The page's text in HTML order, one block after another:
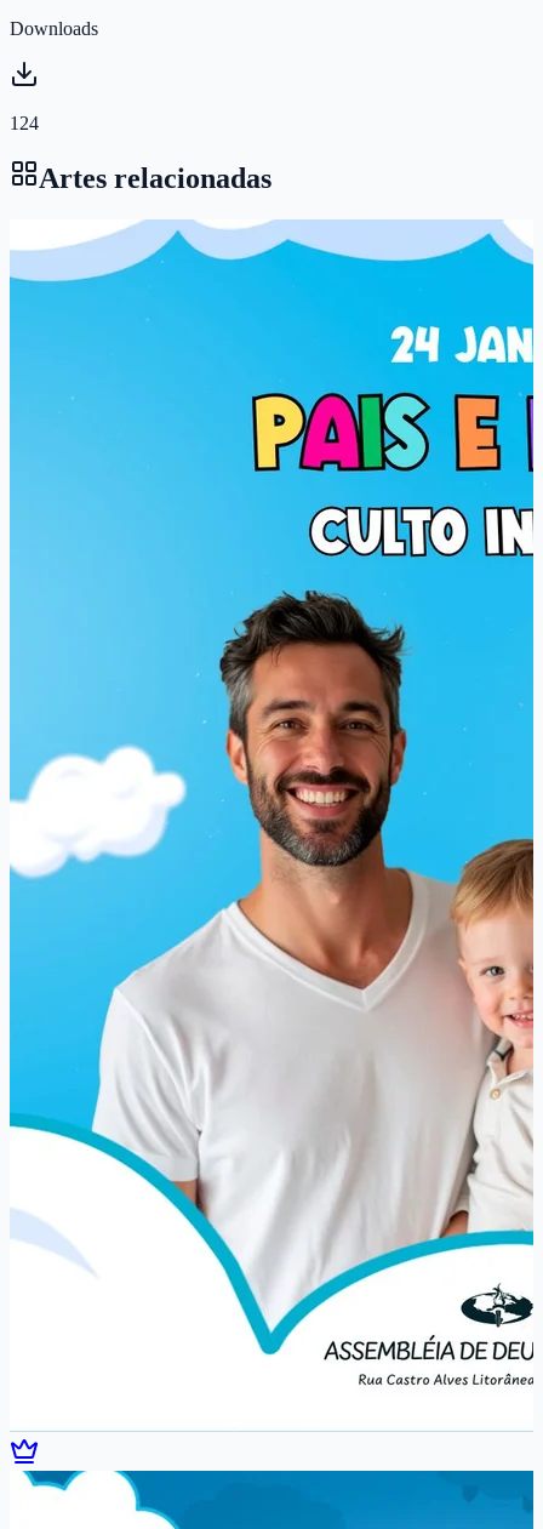
Downloads
124
Artes relacionadas